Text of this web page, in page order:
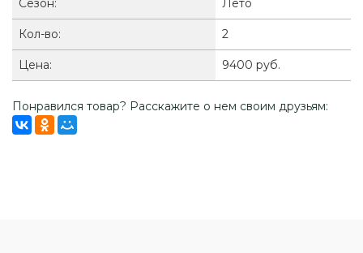
Сезон: Лето
Кол-во: 2
Цена: 9400 руб.
Понравился товар? Расскажите о нем своим друзьям: